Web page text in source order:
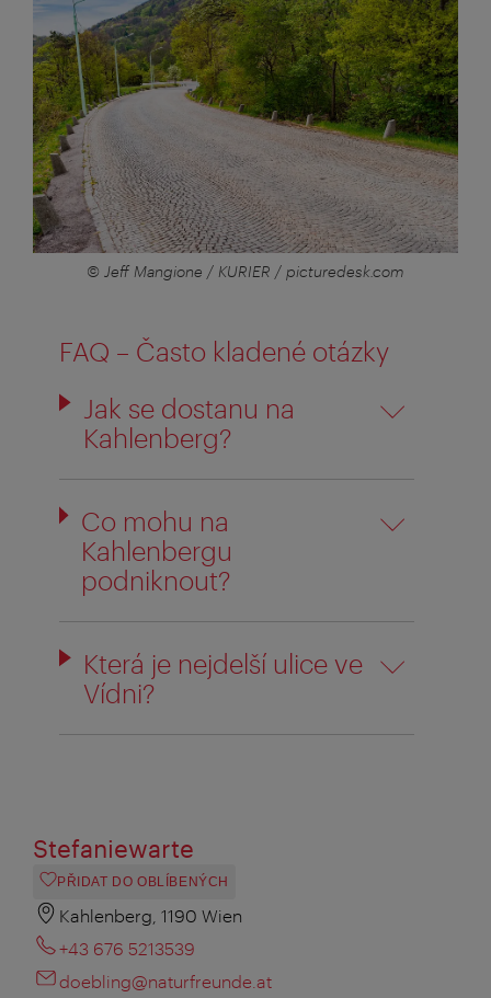
© Jeff Mangione / KURIER / picturedesk.com
FAQ – Často kladené otázky
Jak se dostanu na
Kahlenberg?
Co mohu na
Kahlenbergu
podniknout?
Která je nejdelší ulice ve
Vídni?
Stefaniewarte
PŘIDAT DO OBLÍBENÝCH
Kahlenberg, 1190 Wien
+43 676 5213539
doebling@naturfreunde.at